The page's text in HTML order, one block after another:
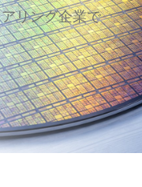
リング企業で